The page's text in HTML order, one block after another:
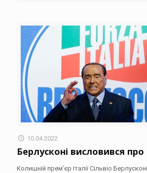
10.04.2022
Берлусконі висловився про
Колишній прем’єр Італії Сільвіо